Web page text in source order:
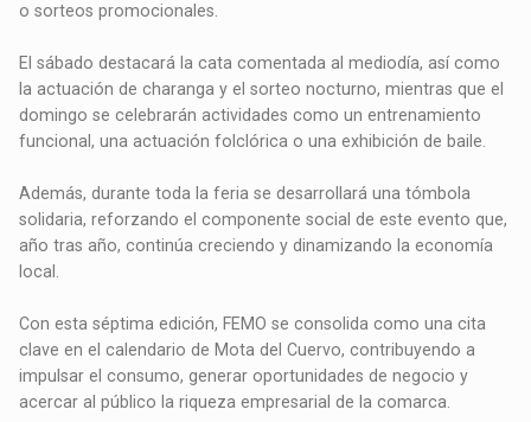
o sorteos promocionales.
El sábado destacará la cata comentada al mediodía, así como
la actuación de charanga y el sorteo nocturno, mientras que el
domingo se celebrarán actividades como un entrenamiento
funcional, una actuación folclórica o una exhibición de baile.
Además, durante toda la feria se desarrollará una tómbola
solidaria, reforzando el componente social de este evento que,
año tras año, continúa creciendo y dinamizando la economía
local.
Con esta séptima edición, FEMO se consolida como una cita
clave en el calendario de Mota del Cuervo, contribuyendo a
impulsar el consumo, generar oportunidades de negocio y
acercar al público la riqueza empresarial de la comarca.